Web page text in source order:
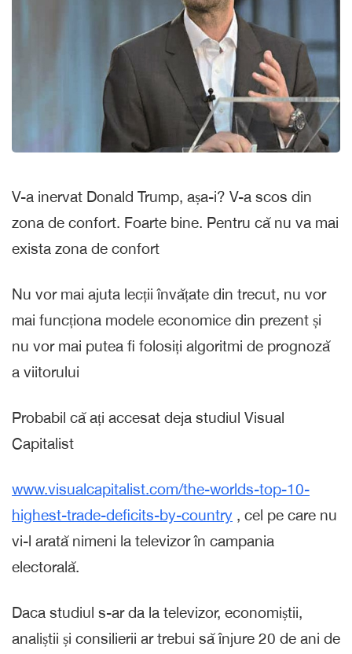
V-a inervat Donald Trump, așa-i? V-a scos din
zona de confort. Foarte bine. Pentru că nu va mai
exista zona de confort
Nu vor mai ajuta lecții învățate din trecut, nu vor
mai funcționa modele economice din prezent și
nu vor mai putea fi folosiți algoritmi de prognoză
a viitorului
Probabil că ați accesat deja studiul Visual
Capitalist
www.visualcapitalist.com/the-worlds-top-10-
highest-trade-deficits-by-country , cel pe care nu
vi-l arată nimeni la televizor în campania
electorală.
Daca studiul s-ar da la televizor, economiștii,
analiștii și consilierii ar trebui să înjure 20 de ani de